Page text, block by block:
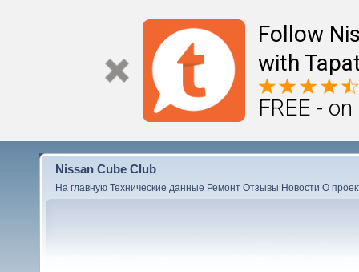
Follow
with
FREE -
Nissan Cube Club
На главную Технические данные Ремонт Отзывы Новости О